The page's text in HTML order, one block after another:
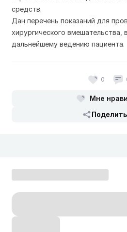
средств.
Дан перечень показаний для
хирургического вмешательства,
дальнейшему ведению пациента.
0
Мне